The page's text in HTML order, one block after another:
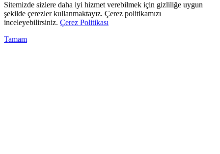
Sitemizde sizlere daha iyi hizmet verebilmek için gizliliğe uygun
şekilde çerezler kullanmaktayız. Çerez politikamızı
inceleyebilirsiniz. Çerez Politikası
Tamam